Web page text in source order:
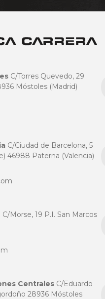
C/Torres Quevedo, 29
Móstoles (Madrid)
C/Ciudad de Barcelona, 5
46988 Paterna (Valencia)
C/Morse, 19 P.I. San Marcos
CentralesC/Eduardo
28936 Móstoles